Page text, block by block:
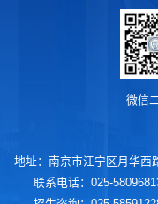
地址：南京市江宁区月华西
联系电话：025-
微信